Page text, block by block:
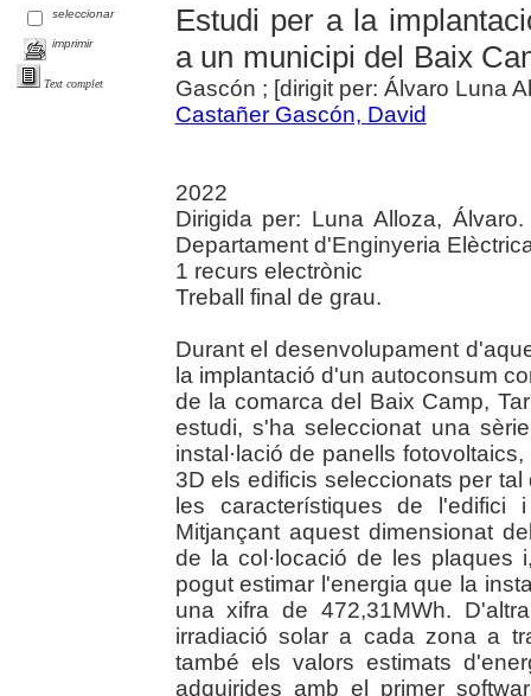
seleccionar
imprimir
Text complet
Estudi per a la
a un municipi del Baix
Gascón ; [dirigit per: Álvaro Luna
Castañer Gascón, David
2022
Dirigida per: Luna Alloza,
Departament d'Enginyeria
1 recurs electrònic
Treball final de grau.
Durant el desenvolupament
la implantació d'un autoconsum
de la comarca del Baix Camp,
estudi, s'ha seleccionat una
instal·lació de panells
3D els edificis seleccionats per
les característiques de
Mitjançant aquest dimensionat
de la col·locació de les plaques
pogut estimar l'energia que la
una xifra de 472,31MWh.
irradiació solar a cada zona a
també els valors estimats
adquirides amb el primer